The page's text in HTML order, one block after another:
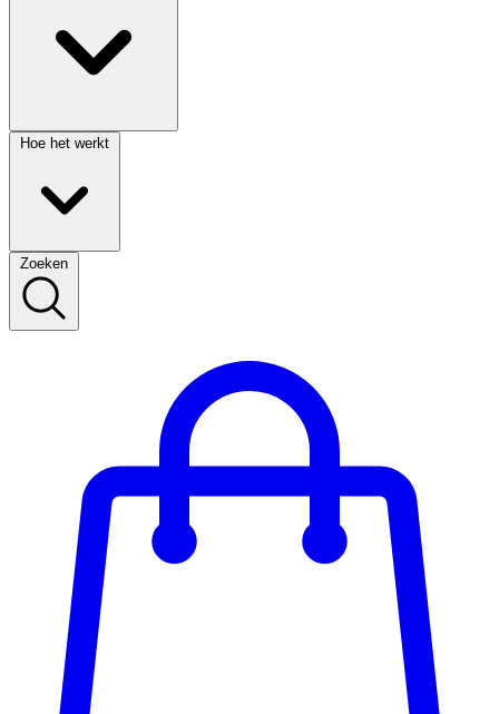
Hoe het werkt
Zoeken